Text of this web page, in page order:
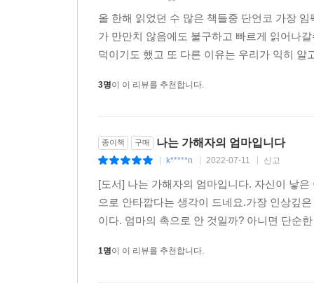
대충대충 했고 아직 손끝이 어설펐다. 그래도 복
앉아 딜런의 손이 벌새처럼 날래게 움직이는
신기했다. 종잇장처럼 평범한 것이 몇 번 접는 것
여러모로 닮았다. 나는 나 자신, 내 아들, 내 가족
가해자의 엄마, 가해자의 가족으로 살아남기
이 책의 부제는 ‘비극의 여파 속에서 살아가기
‘가해자 가족’의 입장에서 서술한 것이다. 2차
저자는 시종일관 희생자 당사자와 가족, 친구들
미안함을 온전히 느끼고 사유하고 기록한다는
올 한해 읽었던 수 많은 책들중 단언코 가장
가 만만치 않음에도 불구하고 빠르게 읽어나
덕이기도 했고 또 다른 이유는 우리가 익히
3명이 이 리뷰를 추천합니다.
종이책 구매 나는 가해자의 엄마입니다
k*****n 2022-07-11 신고
[도서] 나는 가해자의 엄마입니다. 자신이 낳
으로 안타깝다는 생각이 드네요.가장 인상깊
이다. 엄마의 촉으로 안 것일까? 아니면 단순
1명이 이 리뷰를 추천합니다.